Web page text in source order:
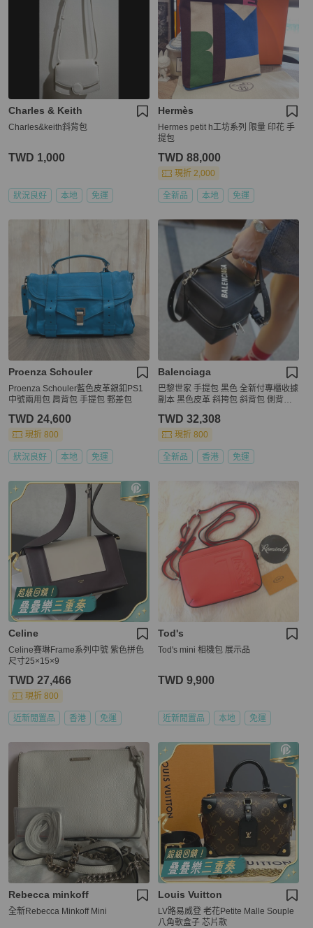
Charles & Keith
Charles&keith斜背包
TWD 1,000
狀況良好 本地 免運
Hermès
Hermes petit h工坊系列 限量 印花 手
提包
TWD 88,000
現折 2,000
全新品 本地 免運
Proenza Schouler
Proenza Schouler藍色皮革銀釦PS1
中號兩用包 肩背包 手提包 郵差包
TWD 24,600
現折 800
狀況良好 本地 免運
Balenciaga
巴黎世家 手提包 黑色 全新付專櫃收據
副本 黑色皮革 斜挎包 斜背包 側背包 l
a black 黑色皮革 黑色 斜挎包 有單購
自巴黎世家
TWD 32,308
現折 800
全新品 香港 免運
Celine
Celine賽琳Frame系列中號 紫色拼色
尺寸25×15×9
TWD 27,466
現折 800
近新閒置品 香港 免運
Tod's
Tod's mini 相機包 展示品
TWD 9,900
近新閒置品 本地 免運
Rebecca minkoff
全新Rebecca Minkoff Mini
Louis Vuitton
LV路易威登 老花Petite Malle Souple
八角軟盒子 芯片款